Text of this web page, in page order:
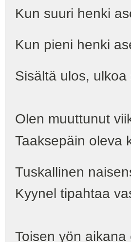
Kun suuri henki
Kun pieni henki
Sisältä ulos,
Olen muuttunut
Taaksepäin oleva
Tuskallinen
Kyynel tipahtaa
Toisen yön